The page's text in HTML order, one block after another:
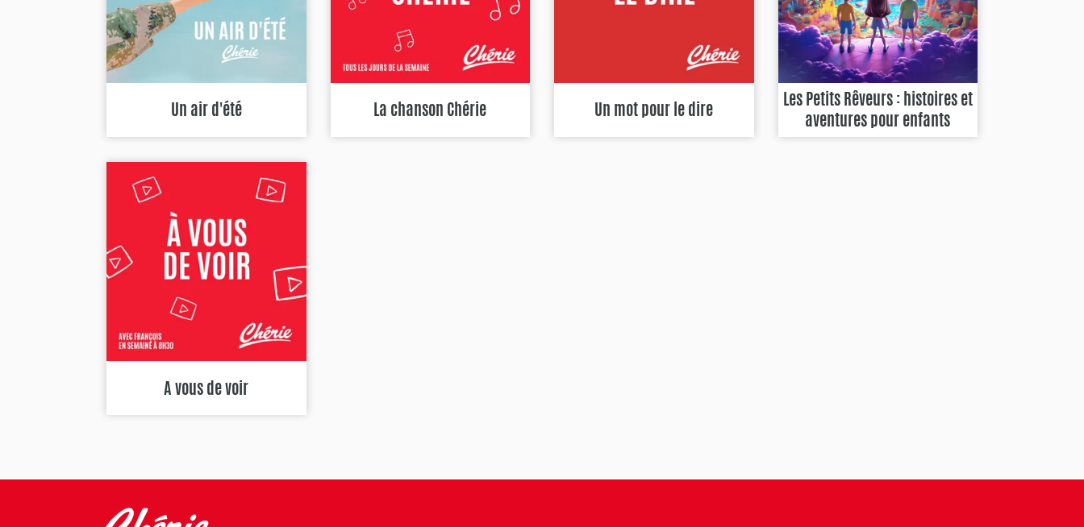
Un air d'été La chanson Chérie Un mot pour le dire
Les Petits Rêveurs : histoires et
aventures pour enfants
A vous de voir